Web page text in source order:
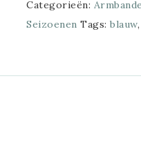
Categorieën:
Seizoenen Tags:blauw,